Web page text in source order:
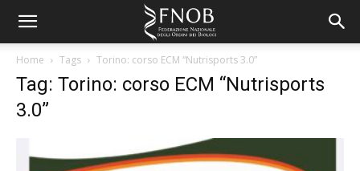
Home Tags Torino: corso ECM “Nutrisports 3.0”
Tag: Torino: corso ECM “Nutrisports
3.0”